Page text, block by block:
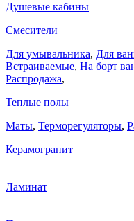
Душевые кабины
Смесители
Для умывальника, Для
Встраиваемые, На борт
Распродажа,
Теплые полы
Маты, Терморегуляторы,
Керамогранит
Ламинат